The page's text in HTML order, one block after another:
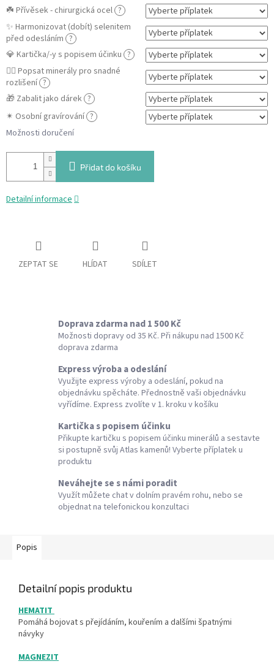
☘️ Přívěsek - chirurgická ocel ?
✨ Harmonizovat (dobít) selenitem
před odesláním ?
💎 Kartička/-y s popisem účinku ?
✍🏼 Popsat minerály pro snadné
rozlišení ?
🎁 Zabalit jako dárek ?
✴ Osobní gravírování ?
Možnosti doručení
Přidat do košíku
Detailní informace
ZEPTAT SE HLÍDAT SDÍLET
Doprava zdarma nad 1 500 Kč
Možnosti dopravy od 35 Kč. Při nákupu nad 1500 Kč
doprava zdarma
Express výroba a odeslání
Využijte express výroby a odeslání, pokud na
objednávku spěcháte. Přednostně vaši objednávku
vyřídíme. Express zvolíte v 1. kroku v košíku
Kartička s popisem účinku
Přikupte kartičku s popisem účinku minerálů a sestavte
si postupně svůj Atlas kamenů! Vyberte příplatek u
produktu
Neváhejte se s námi poradit
Využít můžete chat v dolním pravém rohu, nebo se
objednat na telefonickou konzultaci
Popis
Detailní popis produktu
HEMATIT
Pomáhá bojovat s přejídáním, kouřením a dalšími špatnými
návyky
MAGNEZIT